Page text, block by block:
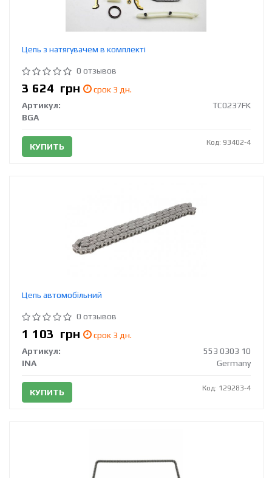
Цепь з натягувачем в комплекті
0 отзывов
3 624 грн
срок 3 дн.
Артикул:
TC0237FK
BGA
КУПИТЬ Код: 93402-4
Цепь автомобільний
0 отзывов
1 103 грн
срок 3 дн.
Артикул:
553 0303 10
INA
Germany
КУПИТЬ Код: 129283-4